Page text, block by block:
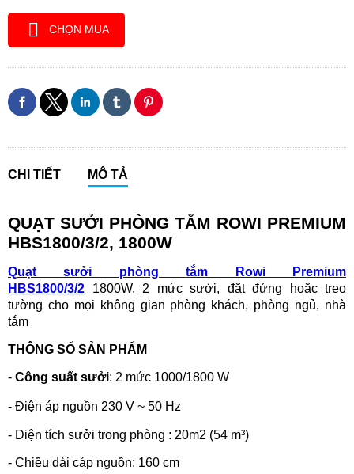
CHỌN MUA
CHI TIẾT MÔ TẢ
QUẠT SƯỞI PHÒNG TẮM ROWI PREMIUM
HBS1800/3/2, 1800W
Quạt sưởi phòng tắm Rowi Premium
HBS1800/3/2 1800W, 2 mức sưởi, đặt đứng hoặc treo
tường cho mọi không gian phòng khách, phòng ngủ, nhà
tắm
THÔNG SỐ SẢN PHẨM
- Công suất sưởi: 2 mức 1000/1800 W
- Điện áp nguồn 230 V ~ 50 Hz
- Diện tích sưởi trong phòng : 20m2 (54 m³)
- Chiều dài cáp nguồn: 160 cm